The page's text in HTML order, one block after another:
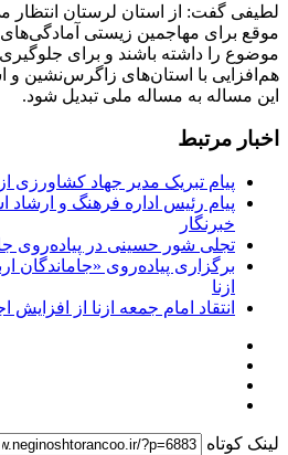
لطیفی گفت: از استان لرستان انتظار
موقع برای مهاجمین زیستی آمادگی‌های
موضوع را داشته باشند و برای
هم‌افزایی با استان‌های زاگرس‌نشین و
این مساله به مساله ملی تبدیل شود‌.
اخبار مرتبط
پیام تبریک مدیر جهاد کشاورزی
پیام رئیس اداره فرهنگ و ارشاد
خبرنگار
تجلی شور حسینی در پیاده‌روی
برگزاری پیاده‌روی «جاماندگان
ازنا
انتقاد امام جمعه ازنا از افزایش
لینک کوتاه